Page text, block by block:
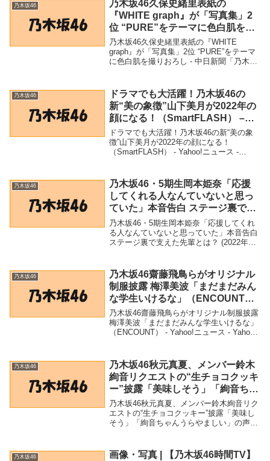
乃木坂46
乃木坂46久保史緒里表紙の
『WHITE graph』が「写真集」2
位 “PURE”をテーマに色白肌を撮
りおろし – 中日新聞
乃木坂46久保史緒里表紙の『WHITE
graph』が「写真集」2位 “PURE”をテーマ
に色白肌を撮りおろし - 中日新聞「乃木坂
“PURE”をテーマに色...
乃木坂46
ドラマでも大活躍！乃木坂46の
新“美の象徴”山下美月が2022年の
顔になる！（SmartFLASH） –
Yahoo!ニュース – Yahoo!ニュー
ス
ドラマでも大活躍！乃木坂46の新“美の象
徴”山下美月が2022年の顔になる！
（SmartFLASH） - Yahoo!ニュース -
下美月が2022年の...
乃木坂46
乃木坂46・5期生岡本姫奈「応援
してくれる人なんていないと思っ
ていた」本音告白 ステージ裏で支
えた先輩とは？ (2022年5月24日) –
Excite Bit コネタ
乃木坂46・5期生岡本姫奈「応援してくれ
る人なんていないと思っていた」本音告白
ステージ裏で支えた先輩とは？ (2022年5
てくれる人なんて...
乃木坂46
乃木坂46齋藤飛鳥らがオリジナル
制服披露 梅澤美波「まだまだみん
な学生いけるな」（ENCOUNT）
– Yahoo!ニュース – Yahoo!ニュー
ス
乃木坂46齋藤飛鳥らがオリジナル制服披露
梅澤美波「まだまだみんな学生いけるな」
（ENCOUNT） - Yahoo!ニュース - Yahoo!
「まだまだみんな学...
乃木坂46
乃木坂46秋元真夏、メンバー鈴木
絢音リクエストの“生チョコクッキ
ー”披露「美味しそう」「絢音ちゃ
んうらやましい」の声 – モデルプ
レス
乃木坂46秋元真夏、メンバー鈴木絢音リク
エストの“生チョコクッキー”披露「美味し
そう」「絢音ちゃんうらやましい」の声 -
の“生チョコクッキー”披露「美味しそう...
乃木坂46
画像・写真 | 【乃木坂46時間TV】